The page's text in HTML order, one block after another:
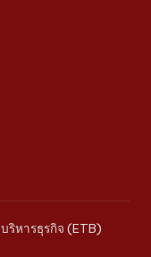
ริหารธุรกิจ (ETB)